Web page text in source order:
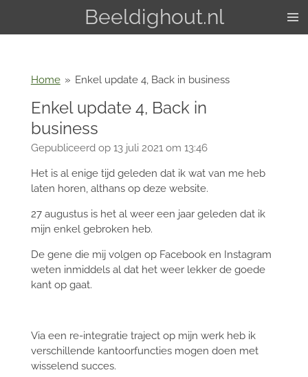
hoofdinhoud
Beeldighout.nl
Home » Enkel update 4, Back in business
Enkel update 4, Back in
business
Gepubliceerd op 13 juli 2021 om 13:46
Het is al enige tijd geleden dat ik wat van me heb
laten horen, althans op deze website.
27 augustus is het al weer een jaar geleden dat ik
mijn enkel gebroken heb.
De gene die mij volgen op Facebook en Instagram
weten inmiddels al dat het weer lekker de goede
kant op gaat.
Via een re-integratie traject op mijn werk heb ik
verschillende kantoorfuncties mogen doen met
wisselend succes.